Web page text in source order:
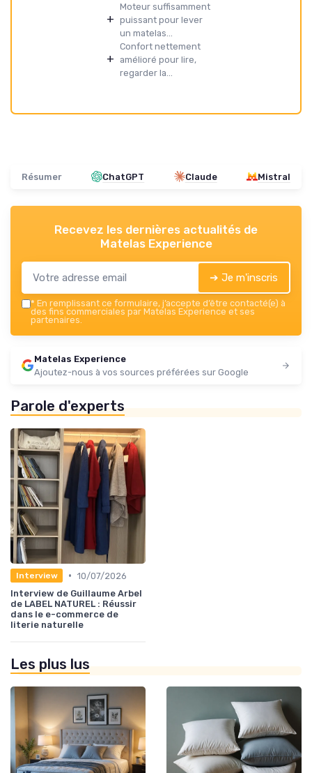
+
Moteur suffisamment
puissant pour lever
un matelas...
+
Confort nettement
amélioré pour lire,
regarder la...
Résumer ChatGPT Claude Mistral
Recevez les dernières actualités de
Matelas Experience
➔ Je m'inscris
* En remplissant ce formulaire, j’accepte d’être contacté(e) à
des fins commerciales par Matelas Experience et ses
partenaires.
Matelas Experience
Ajoutez-nous à vos sources préférées sur Google
Parole d'experts
Interview • 10/07/2026
Interview de Guillaume Arbel
de LABEL NATUREL : Réussir
dans le e-commerce de
literie naturelle
Les plus lus